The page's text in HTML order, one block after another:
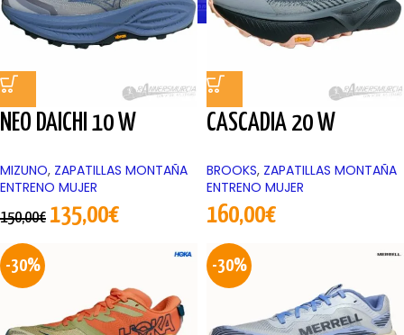
NEO DAICHI 10 W
MIZUNO, ZAPATILLAS MONTAÑA
ENTRENO MUJER
150,00€ 135,00€
CASCADIA 20 W
BROOKS, ZAPATILLAS MONTAÑA
ENTRENO MUJER
160,00€
-30% -30%